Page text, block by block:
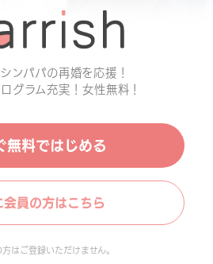
ンパパの再婚を応援！
グラム充実！女性無料！
無料ではじめる
会員の方はこちら
はご登録いただけません。